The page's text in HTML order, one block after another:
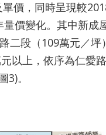
價，同時呈現較
價變化。其中新成
二段（109萬元／坪
以上，依序為仁愛
。